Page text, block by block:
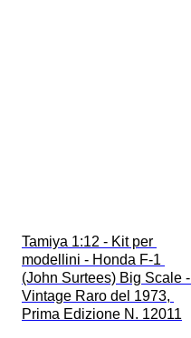
Tamiya 1:12 - Kit per
modellini - Honda F-1
(John Surtees) Big Scale -
Vintage Raro del 1973,
Prima Edizione N. 12011